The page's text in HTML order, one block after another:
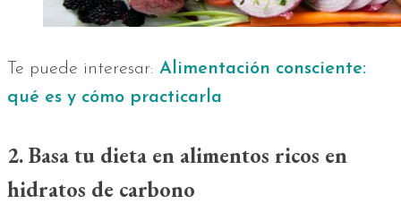
Te puede interesar: Alimentación consciente:
qué es y cómo practicarla
2. Basa tu dieta en alimentos ricos en
hidratos de carbono